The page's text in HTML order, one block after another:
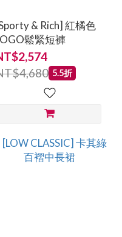
& Rich] 紅橘色
鬆緊短褲
5.5折